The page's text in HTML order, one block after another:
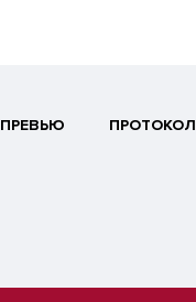
ПРЕВЬЮ ПРОТОКОЛ